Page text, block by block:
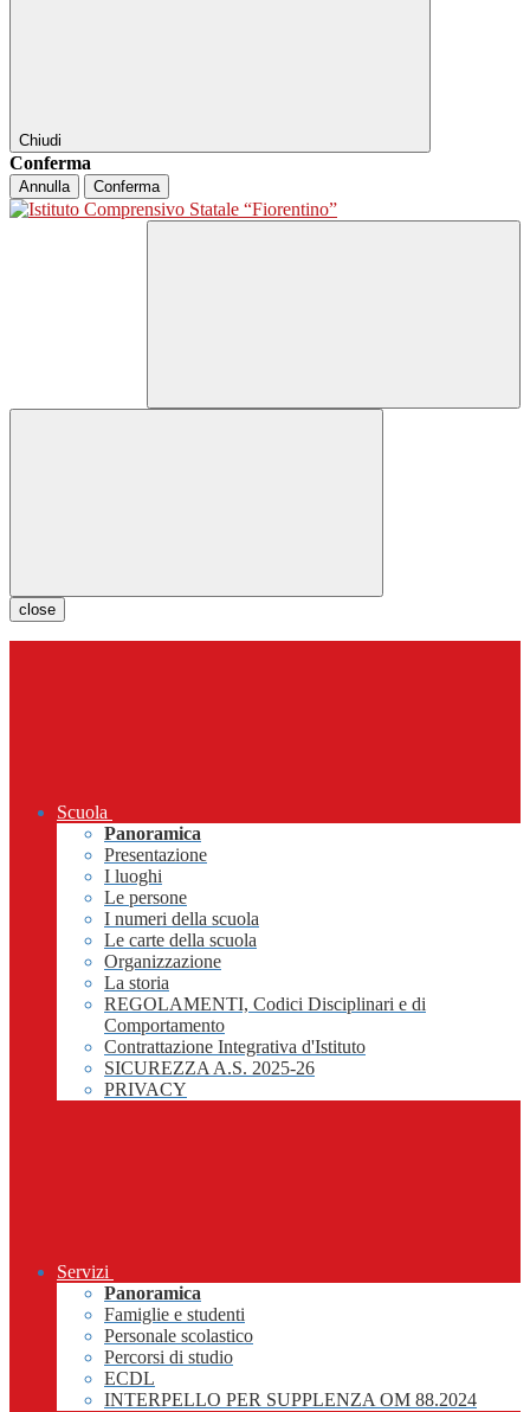
Chiudi
Conferma
Annulla Conferma
close
Scuola
Panoramica
Presentazione
I luoghi
Le persone
I numeri della scuola
Le carte della scuola
Organizzazione
La storia
REGOLAMENTI, Codici Disciplinari e di
Comportamento
Contrattazione Integrativa d'Istituto
SICUREZZA A.S. 2025-26
PRIVACY
Servizi
Panoramica
Famiglie e studenti
Personale scolastico
Percorsi di studio
ECDL
INTERPELLO PER SUPPLENZA OM 88.2024